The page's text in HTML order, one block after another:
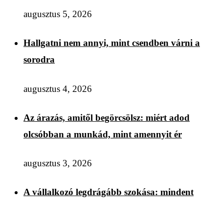
augusztus 5, 2026
Hallgatni nem annyi, mint csendben várni a
sorodra
augusztus 4, 2026
Az árazás, amitől begörcsölsz: miért adod
olcsóbban a munkád, mint amennyit ér
augusztus 3, 2026
A vállalkozó legdrágább szokása: mindent